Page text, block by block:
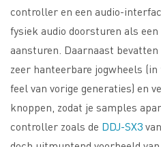
controller en een audio-
fysiek audio doorsturen als
aansturen. Daarnaast bevatten
zeer hanteerbare jogwheels
feel van vorige generaties) en
knoppen, zodat je samples
controller zoals de DDJ-SX3